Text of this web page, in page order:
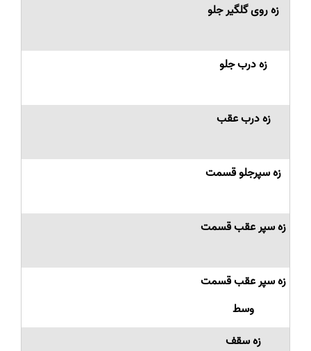
زه روی گلگیر جلو
زه درب جلو
زه درب عقب
زه سپرجلو قسمت
زه سپر عقب قسمت
زه سپر عقب قسمت
وسط
زه سقف